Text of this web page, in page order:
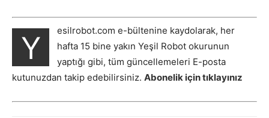
Y
esilrobot.com e-bültenine kaydolarak, her
hafta 15 bine yakın Yeşil Robot okurunun
yaptığı gibi, tüm güncellemeleri E-posta
kutunuzdan takip edebilirsiniz. Abonelik için tıklayınız